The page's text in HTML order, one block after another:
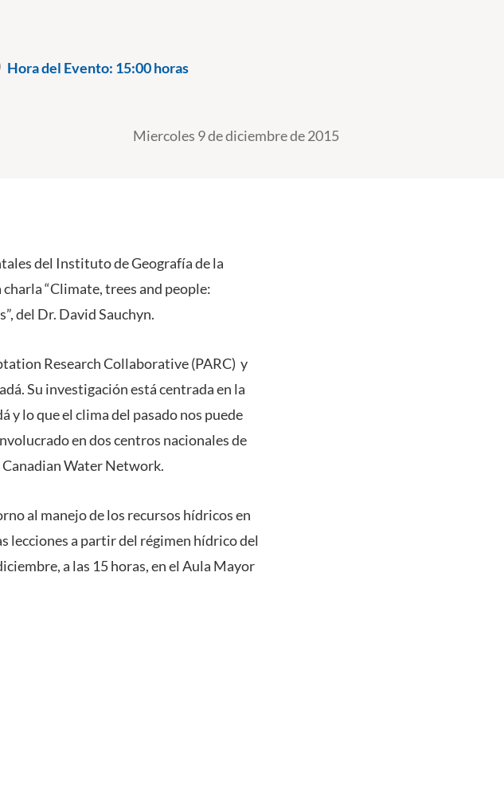
Hora del Evento: 15:00 horas
Miercoles 9 de diciembre de 2015
del Instituto de Geografía de la
“Climate, trees and people:
del Dr. David Sauchyn.
Research Collaborative (PARC) y
Su investigación está centrada en la
lo que el clima del pasado nos puede
en dos centros nacionales de
Water Network.
al manejo de los recursos hídricos en
lecciones a partir del régimen hídrico del
a las 15 horas, en el Aula Mayor